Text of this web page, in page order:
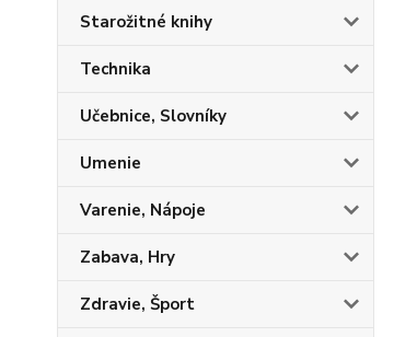
Starožitné knihy
Technika
Učebnice, Slovníky
Umenie
Varenie, Nápoje
Zabava, Hry
Zdravie, Šport